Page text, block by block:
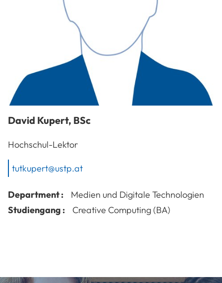
David Kupert, BSc
Hochschul-Lektor
tutkupert@ustp.at
Department :
Medien und Digitale Technologien
Studiengang :
Creative Computing (BA)